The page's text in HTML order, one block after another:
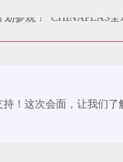
！这次会面，让我们了